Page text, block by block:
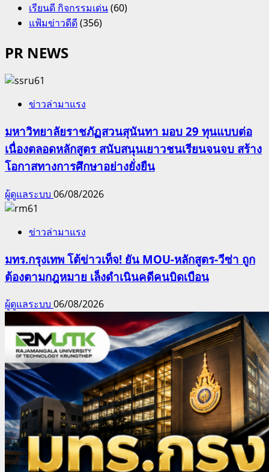
เรียนดี กิจกรรมเด่น(60)
แฟ้มข่าวดีดี(356)
PR NEWS
ข่าวล่ามาแรง
มหาวิทยาลัยราชภัฏสวนสุนันทา มอบ 29 ทุนแบบต่อ
เนื่องตลอดหลักสูตร สนับสนุนเยาวชนเรียนจนจบ สร้าง
โอกาสทางการศึกษาอย่างยั่งยืน
ผู้ดูแลระบบ 06/08/2026
ข่าวล่ามาแรง
มทร.กรุงเทพ โต้ข่าวเท็จ! ยัน MOU-หลักสูตร-วีซ่า ถูก
ต้องตามกฎหมาย เล็งดำเนินคดีคนบิดเบือน
ผู้ดูแลระบบ 06/08/2026